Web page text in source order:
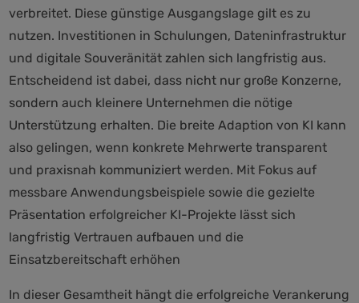
verbreitet. Diese günstige Ausgangslage gilt es zu
nutzen. Investitionen in Schulungen, Dateninfrastruktur
und digitale Souveränität zahlen sich langfristig aus.
Entscheidend ist dabei, dass nicht nur große Konzerne,
sondern auch kleinere Unternehmen die nötige
Unterstützung erhalten. Die breite Adaption von KI kann
also gelingen, wenn konkrete Mehrwerte transparent
und praxisnah kommuniziert werden. Mit Fokus auf
messbare Anwendungsbeispiele sowie die gezielte
Präsentation erfolgreicher KI-Projekte lässt sich
langfristig Vertrauen aufbauen und die
Einsatzbereitschaft erhöhen
In dieser Gesamtheit hängt die erfolgreiche Verankerung